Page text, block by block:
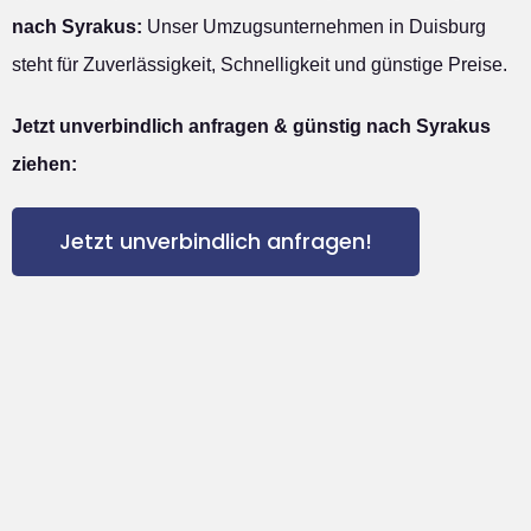
nach Syrakus: Unser Umzugsunternehmen in Duisburg
steht für Zuverlässigkeit, Schnelligkeit und günstige Preise.
Jetzt unverbindlich anfragen & günstig nach Syrakus
ziehen:
Jetzt unverbindlich anfragen!